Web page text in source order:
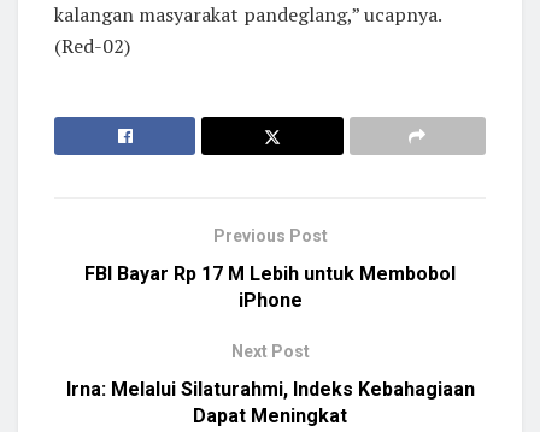
kalangan masyarakat pandeglang,” ucapnya.
(Red-02)
Previous Post
FBI Bayar Rp 17 M Lebih untuk Membobol
iPhone
Next Post
Irna: Melalui Silaturahmi, Indeks Kebahagiaan
Dapat Meningkat